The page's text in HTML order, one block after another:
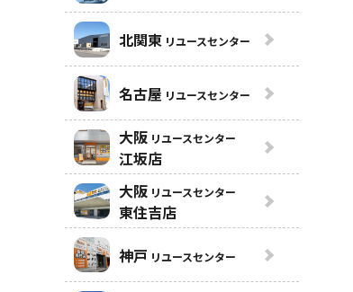
北関東 リユースセンター
名古屋 リユースセンター
大阪 リユースセンター
江坂店
大阪 リユースセンター
東住吉店
神戸 リユースセンター